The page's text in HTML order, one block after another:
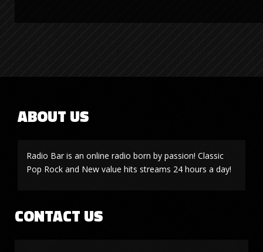
ABOUT US
Radio Bar is an online radio born by passion! Classic
Pop Rock and New value hits streams 24 hours a day!
CONTACT US